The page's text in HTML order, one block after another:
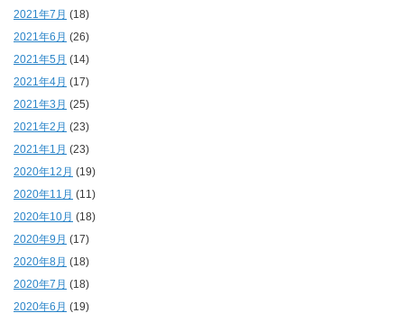
2021年7月 (18)
2021年6月 (26)
2021年5月 (14)
2021年4月 (17)
2021年3月 (25)
2021年2月 (23)
2021年1月 (23)
2020年12月 (19)
2020年11月 (11)
2020年10月 (18)
2020年9月 (17)
2020年8月 (18)
2020年7月 (18)
2020年6月 (19)